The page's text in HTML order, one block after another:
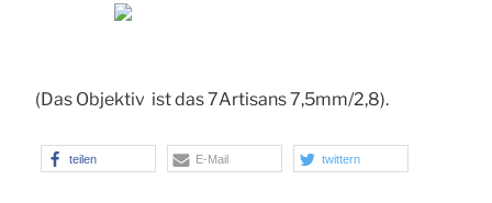
(Das Objektiv ist das 7Artisans 7,5mm/2,8).
teilen E-Mail twittern